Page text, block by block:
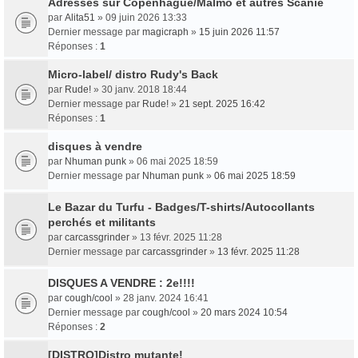
par Alita51 » 09 juin 2026 13:33
Dernier message par magicraph » 15 juin 2026 11:57
Réponses : 1
Micro-label/ distro Rudy's Back
par Rude! » 30 janv. 2018 18:44
Dernier message par Rude! » 21 sept. 2025 16:42
Réponses : 1
disques à vendre
par Nhuman punk » 06 mai 2025 18:59
Dernier message par Nhuman punk » 06 mai 2025 18:59
Le Bazar du Turfu - Badges/T-shirts/Autocollants
perchés et militants
par carcassgrinder » 13 févr. 2025 11:28
Dernier message par carcassgrinder » 13 févr. 2025 11:28
DISQUES A VENDRE : 2e!!!!
par cough/cool » 28 janv. 2024 16:41
Dernier message par cough/cool » 20 mars 2024 10:54
Réponses : 2
[DISTRO]Distro mutante!